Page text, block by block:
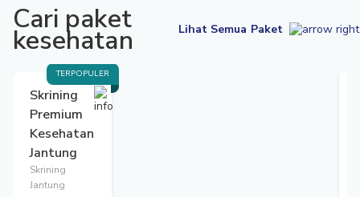
Cari paket
kesehatan Lihat Semua Paket
TERPOPULER
Skrining
Premium
Kesehatan
Jantung
Skrining
Jantung